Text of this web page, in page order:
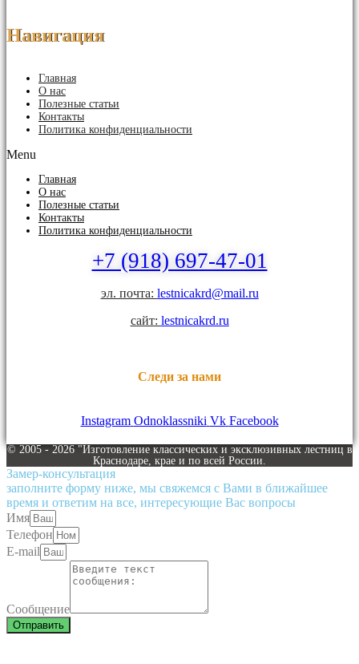
Навигация
Главная
О нас
Полезные статьи
Контакты
Политика конфиденциальности
Menu
Главная
О нас
Полезные статьи
Контакты
Политика конфиденциальности
+7 (918) 697-47-01
эл. почта: lestnicakrd@mail.ru
сайт: lestnicakrd.ru
Следи за нами
Instagram Odnoklassniki Vk Facebook
© 2005 - 2026 "Изготовление классических и эксклюзивных лестниц в
Краснодаре, крае и по всей России.
Замер-консультация
заполните форму ниже, мы свяжемся с Вами в ближайшее
время и ответим на все, интересующие Вас вопросы
Имя
Телефон
E-mail
Сообщение
Отправить